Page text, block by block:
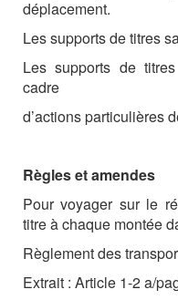
déplacement.
Les supports de titres
Les supports de
cadre
d’actions particulières
Règles et amendes
Pour voyager sur le
titre à chaque montée
Règlement des
Extrait : Article 1-2 a/